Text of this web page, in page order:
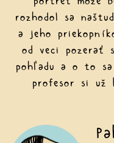
rozhodol sa
a jeho
od veci pozerať
pohľadu a o to sa
profesor si už